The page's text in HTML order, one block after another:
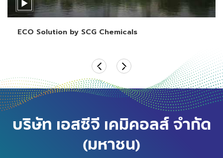
ECO Solution by SCG Chemicals
บริษัท เอสซีจี เคมิคอลส์ จำกัด
(มหาชน)